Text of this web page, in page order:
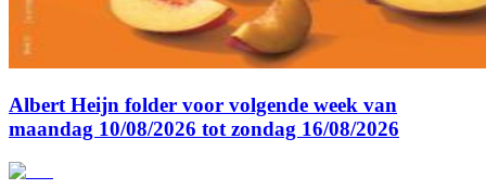
Albert Heijn folder voor volgende week van
maandag 10/08/2026 tot zondag 16/08/2026